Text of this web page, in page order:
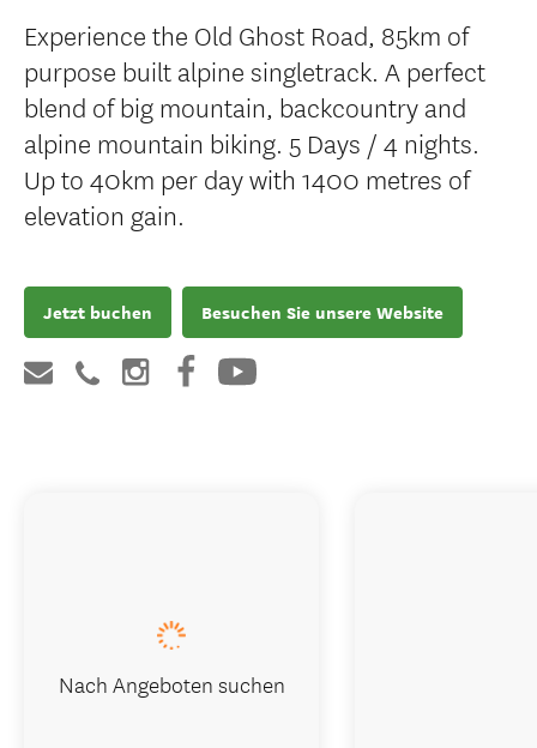
Experience the Old Ghost Road, 85km of
purpose built alpine singletrack. A perfect
blend of big mountain, backcountry and
alpine mountain biking. 5 Days / 4 nights.
Up to 40km per day with 1400 metres of
elevation gain.
Jetzt buchen Besuchen Sie unsere Website
Nach Angeboten suchen